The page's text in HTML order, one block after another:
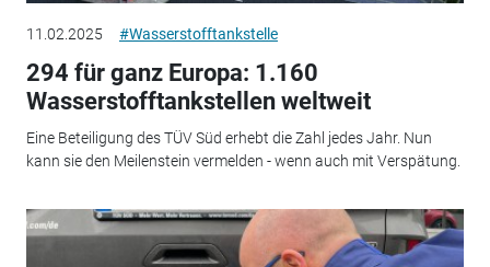
11.02.2025 #Wasserstofftankstelle
294 für ganz Europa: 1.160
Wasserstofftankstellen weltweit
Eine Beteiligung des TÜV Süd erhebt die Zahl jedes Jahr. Nun
kann sie den Meilenstein vermelden - wenn auch mit Verspätung.